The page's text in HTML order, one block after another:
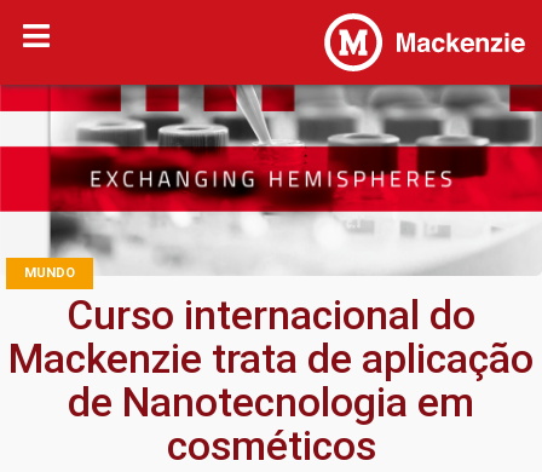
MUNDO
Curso internacional do
Mackenzie trata de aplicação
de Nanotecnologia em
cosméticos